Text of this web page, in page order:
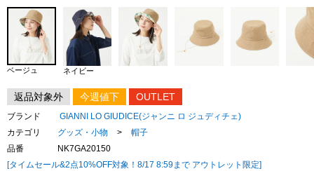
ベージュ ネイビー
返品対象外 今週値下 OUTLET
ブランド
GIANNI LO GIUDICE(ジャンニ ロ ジュディチェ)
カテゴリ
グッズ・小物 >
帽子
品番
NK7GA20150
[タイムセール&2点10%OFF対象！8/17 8:59まで アウトレット限定]